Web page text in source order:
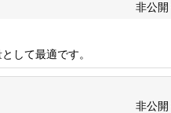
非公開
して最適です。
非公開